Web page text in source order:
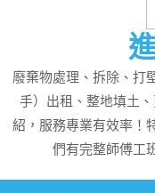
廢棄物處理、拆除、打
手）出租、整地填土
紹，服務專業有效率！
們有完整師傅工